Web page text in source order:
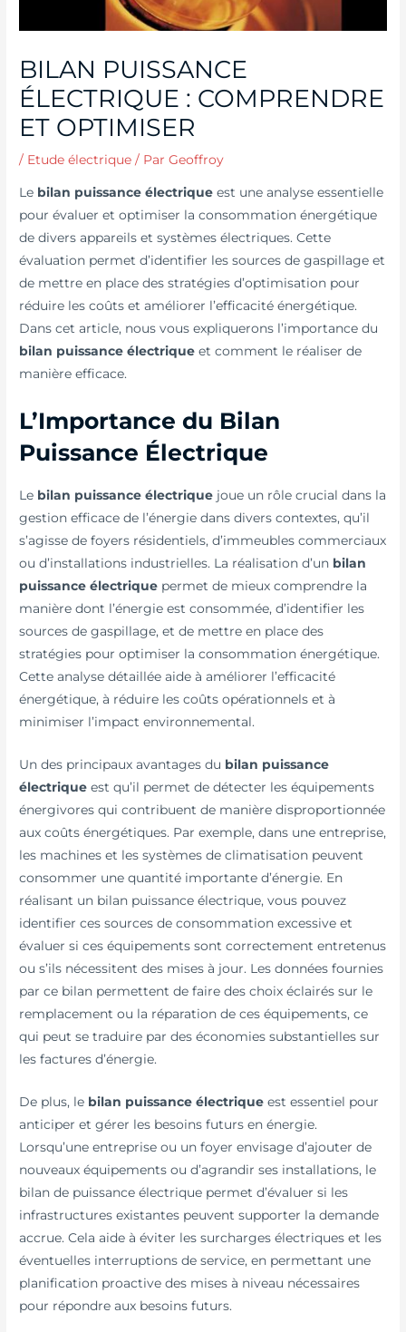
BILAN PUISSANCE
ÉLECTRIQUE : COMPRENDRE
ET OPTIMISER
/ Etude électrique / ParGeoffroy
Le bilan puissance électrique est une analyse essentielle
pour évaluer et optimiser la consommation énergétique
de divers appareils et systèmes électriques. Cette
évaluation permet d’identifier les sources de gaspillage et
de mettre en place des stratégies d’optimisation pour
réduire les coûts et améliorer l’efficacité énergétique.
Dans cet article, nous vous expliquerons l’importance du
bilan puissance électrique et comment le réaliser de
manière efficace.
L’Importance du Bilan
Puissance Électrique
Le bilan puissance électrique joue un rôle crucial dans la
gestion efficace de l’énergie dans divers contextes, qu’il
s’agisse de foyers résidentiels, d’immeubles commerciaux
ou d’installations industrielles. La réalisation d’un bilan
puissance électrique permet de mieux comprendre la
manière dont l’énergie est consommée, d’identifier les
sources de gaspillage, et de mettre en place des
stratégies pour optimiser la consommation énergétique.
Cette analyse détaillée aide à améliorer l’efficacité
énergétique, à réduire les coûts opérationnels et à
minimiser l’impact environnemental.
Un des principaux avantages du bilan puissance
électriqueest qu’il permet de détecter les équipements
énergivores qui contribuent de manière disproportionnée
aux coûts énergétiques. Par exemple, dans une entreprise,
les machines et les systèmes de climatisation peuvent
consommer une quantité importante d’énergie. En
réalisant un bilan puissance électrique, vous pouvez
identifier ces sources de consommation excessive et
évaluer si ces équipements sont correctement entretenus
ou s’ils nécessitent des mises à jour. Les données fournies
par ce bilan permettent de faire des choix éclairés sur le
remplacement ou la réparation de ces équipements, ce
qui peut se traduire par des économies substantielles sur
les factures d’énergie.
De plus, le bilan puissance électrique est essentiel pour
anticiper et gérer les besoins futurs en énergie.
Lorsqu’une entreprise ou un foyer envisage d’ajouter de
nouveaux équipements ou d’agrandir ses installations, le
bilan de puissance électrique permet d’évaluer si les
infrastructures existantes peuvent supporter la demande
accrue. Cela aide à éviter les surcharges électriques et les
éventuelles interruptions de service, en permettant une
planification proactive des mises à niveau nécessaires
pour répondre aux besoins futurs.